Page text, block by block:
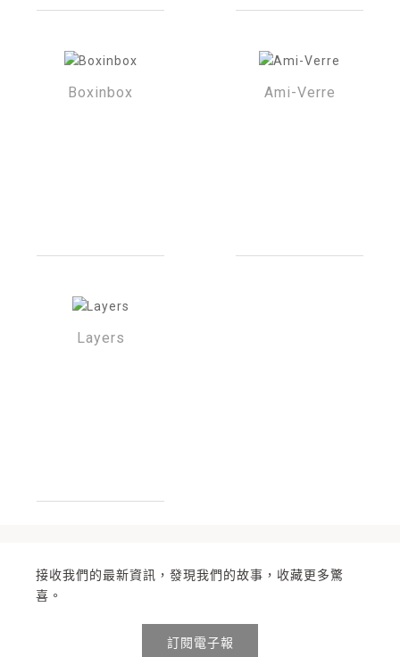
Boxinbox Ami-Verre
Layers
接收我們的最新資訊，發現我們的故事，收藏更多驚
喜。
訂閱電子報